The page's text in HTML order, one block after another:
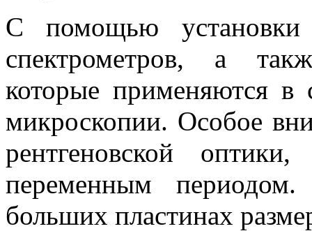
С помощью
спектрометров, а
которые применяются в
микроскопии. Особое
рентгеновской
переменным
больших пластинах